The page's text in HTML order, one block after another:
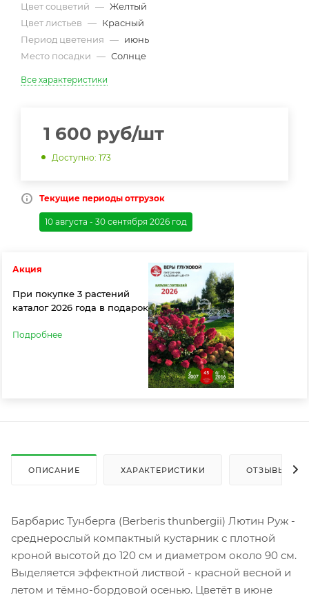
Цвет соцветий — Желтый
Цвет листьев — Красный
Период цветения — июнь
Место посадки — Солнце
Все характеристики
1 600 руб/шт
Доступно: 173
Текущие периоды отгрузок
10 августа - 30 сентября 2026 год
Акция
При покупке 3 растений
каталог 2026 года в подарок
Подробнее
ОПИСАНИЕ ХАРАКТЕРИСТИКИ ОТЗЫВЫ
Барбарис Тунберга (Berberis thunbergii) Лютин Руж -
среднерослый компактный кустарник с плотной
кроной высотой до 120 см и диаметром около 90 см.
Выделяется эффектной листвой - красной весной и
летом и тёмно-бордовой осенью. Цветёт в июне